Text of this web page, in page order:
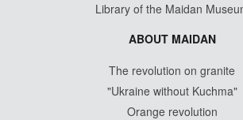
Library of the Maidan
ABOUT MAIDAN
The revolution on granite
"Ukraine without Kuchma"
Orange revolution